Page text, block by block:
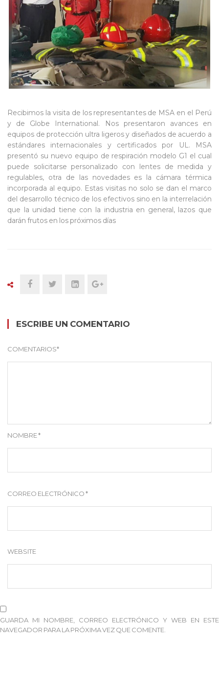
Recibimos la visita de los representantes de MSA en el Perú
y de Globe International. Nos presentaron avances en
equipos de protección ultra ligeros y diseñados de acuerdo a
estándares internacionales y certificados por UL. MSA
presentó su nuevo equipo de respiración modelo G1 el cual
puede solicitarse personalizado con lentes de medida y
regulables, otra de las novedades es la cámara térmica
incorporada al equipo. Estas visitas no solo se dan el marco
del desarrollo técnico de los efectivos sino en la interrelación
que la unidad tiene con la industria en general, lazos que
darán frutos en los próximos días
ESCRIBE UN COMENTARIO
COMENTARIOS*
NOMBRE*
CORREO ELECTRÓNICO*
WEBSITE
GUARDA MI NOMBRE, CORREO ELECTRÓNICO Y WEB EN ESTE
NAVEGADOR PARA LA PRÓXIMA VEZ QUE COMENTE.